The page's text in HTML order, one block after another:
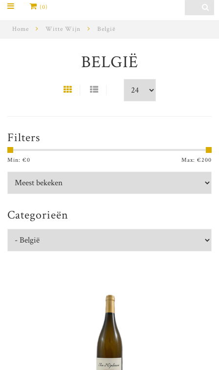
(0)
Home Witte Wijn België
BELGIË
Filters
Min: €0 Max: €200
Categorieën